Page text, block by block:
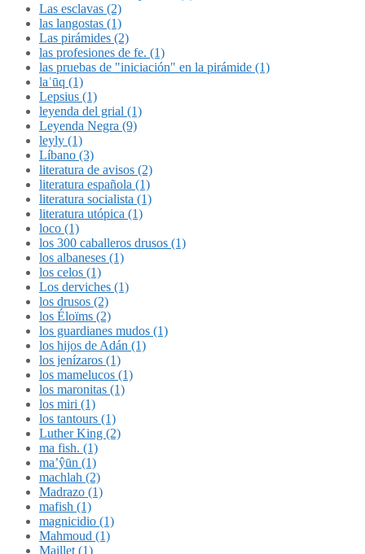
Las esclavas (2)
las langostas (1)
Las pirámides (2)
las profesiones de fe. (1)
las pruebas de "iniciación" en la pirámide (1)
laʿūq (1)
Lepsius (1)
leyenda del grial (1)
Leyenda Negra (9)
leyly (1)
Líbano (3)
literatura de avisos (2)
literatura española (1)
literatura socialista (1)
literatura utópica (1)
loco (1)
los 300 caballeros drusos (1)
los albaneses (1)
los celos (1)
Los derviches (1)
los drusos (2)
los Éloïms (2)
los guardianes mudos (1)
los hijos de Adán (1)
los jenízaros (1)
los mamelucos (1)
los maronitas (1)
los miri (1)
los tantours (1)
Luther King (2)
ma fish. (1)
ma’ŷūn (1)
machlah (2)
Madrazo (1)
mafish (1)
magnicidio (1)
Mahmoud (1)
Maillet (1)